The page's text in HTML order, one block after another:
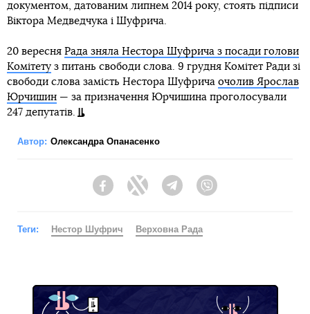
документом, датованим липнем 2014 року, стоять підписи
Віктора Медведчука і Шуфрича.
20 вересня Рада зняла Нестора Шуфрича з посади голови
Комітету з питань свободи слова. 9 грудня Комітет Ради зі
свободи слова замість Нестора Шуфрича очолив Ярослав
Юрчишин — за призначення Юрчишина проголосували
247 депутатів.
Автор: Олександра Опанасенко
FacebookTwitter Telegram
Теги: Нестор Шуфрич Верховна Рада